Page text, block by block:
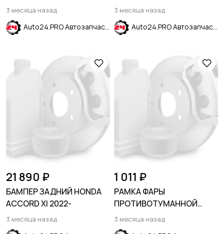
Purple Fantasia HYUNDAI
SOLARIS 2011-2017
3 месяца назад
Auto24.PRO Автозапчасти
3 месяца назад
Auto24.PRO Автозапчасти
21 890 ₽
БАМПЕР ЗАДНИЙ HONDA
ACCORD XI 2022-
3 месяца назад
1 011 ₽
РАМКА ФАРЫ
ПРОТИВОТУМАННОЙ
ЛЕВАЯ HYUNDAI ELANTRA
VII (CN7) 2024-
3 месяца назад